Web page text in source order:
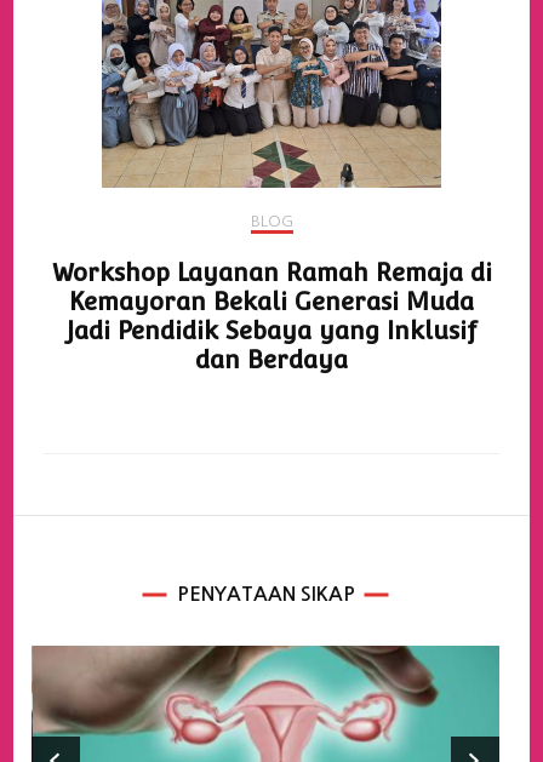
BLOG
Workshop Layanan Ramah Remaja di
Kemayoran Bekali Generasi Muda
Jadi Pendidik Sebaya yang Inklusif
dan Berdaya
PENYATAAN SIKAP